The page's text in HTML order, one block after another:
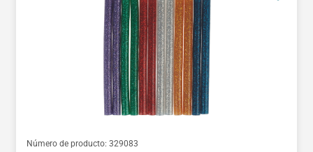
Número de producto: 329083